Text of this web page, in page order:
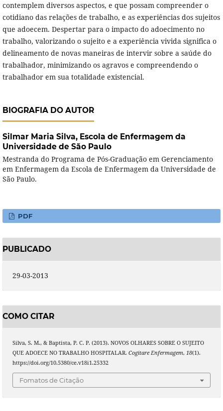
contemplem diversos aspectos, e que possam compreender o
cotidiano das relações de trabalho, e as experiências dos sujeitos
que adoecem. Despertar para o impacto do adoecimento no
trabalho, valorizando o sujeito e a experiência vivida significa o
delineamento de novas maneiras de intervir sobre a saúde do
trabalhador, minimizando os agravos e compreendendo o
trabalhador em sua totalidade existencial.
BIOGRAFIA DO AUTOR
Silmar Maria Silva, Escola de Enfermagem da
Universidade de São Paulo
Mestranda do Programa de Pós-Graduação em Gerenciamento
em Enfermagem da Escola de Enfermagem da Universidade de
São Paulo.
PDF
PUBLICADO
29-03-2013
COMO CITAR
Silva, S. M., & Baptista, P. C. P. (2013). NOVOS OLHARES SOBRE O SUJEITO
QUE ADOECE NO TRABALHO HOSPITALAR. Cogitare Enfermagem, 18(1).
https://doi.org/10.5380/ce.v18i1.25332
Fomatos de Citação